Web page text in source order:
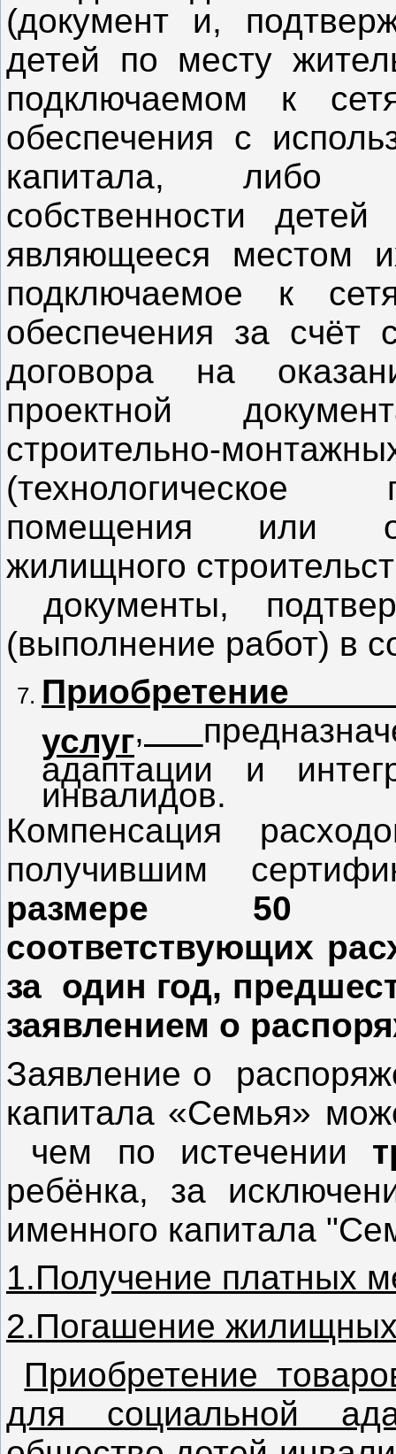
(документ и,
детей по месту
подключаемом к
обеспечения с
капитала, либо
собственности
являющееся местом
подключаемое к
обеспечения за счёт
договора на
проектной
строительно-
(технологическое
помещения или
жилищного
документы,
(выполнение работ) в
услуг,
адаптации и
инвалидов.
Компенсация
получившим
размере 50
соответствующих
за один год,
заявлением о
Заявление о
капитала «Семья»
чем по истечении
ребёнка, за
именного капитала
1.Получение платных
2.Погашение
Приобретение
для социальной